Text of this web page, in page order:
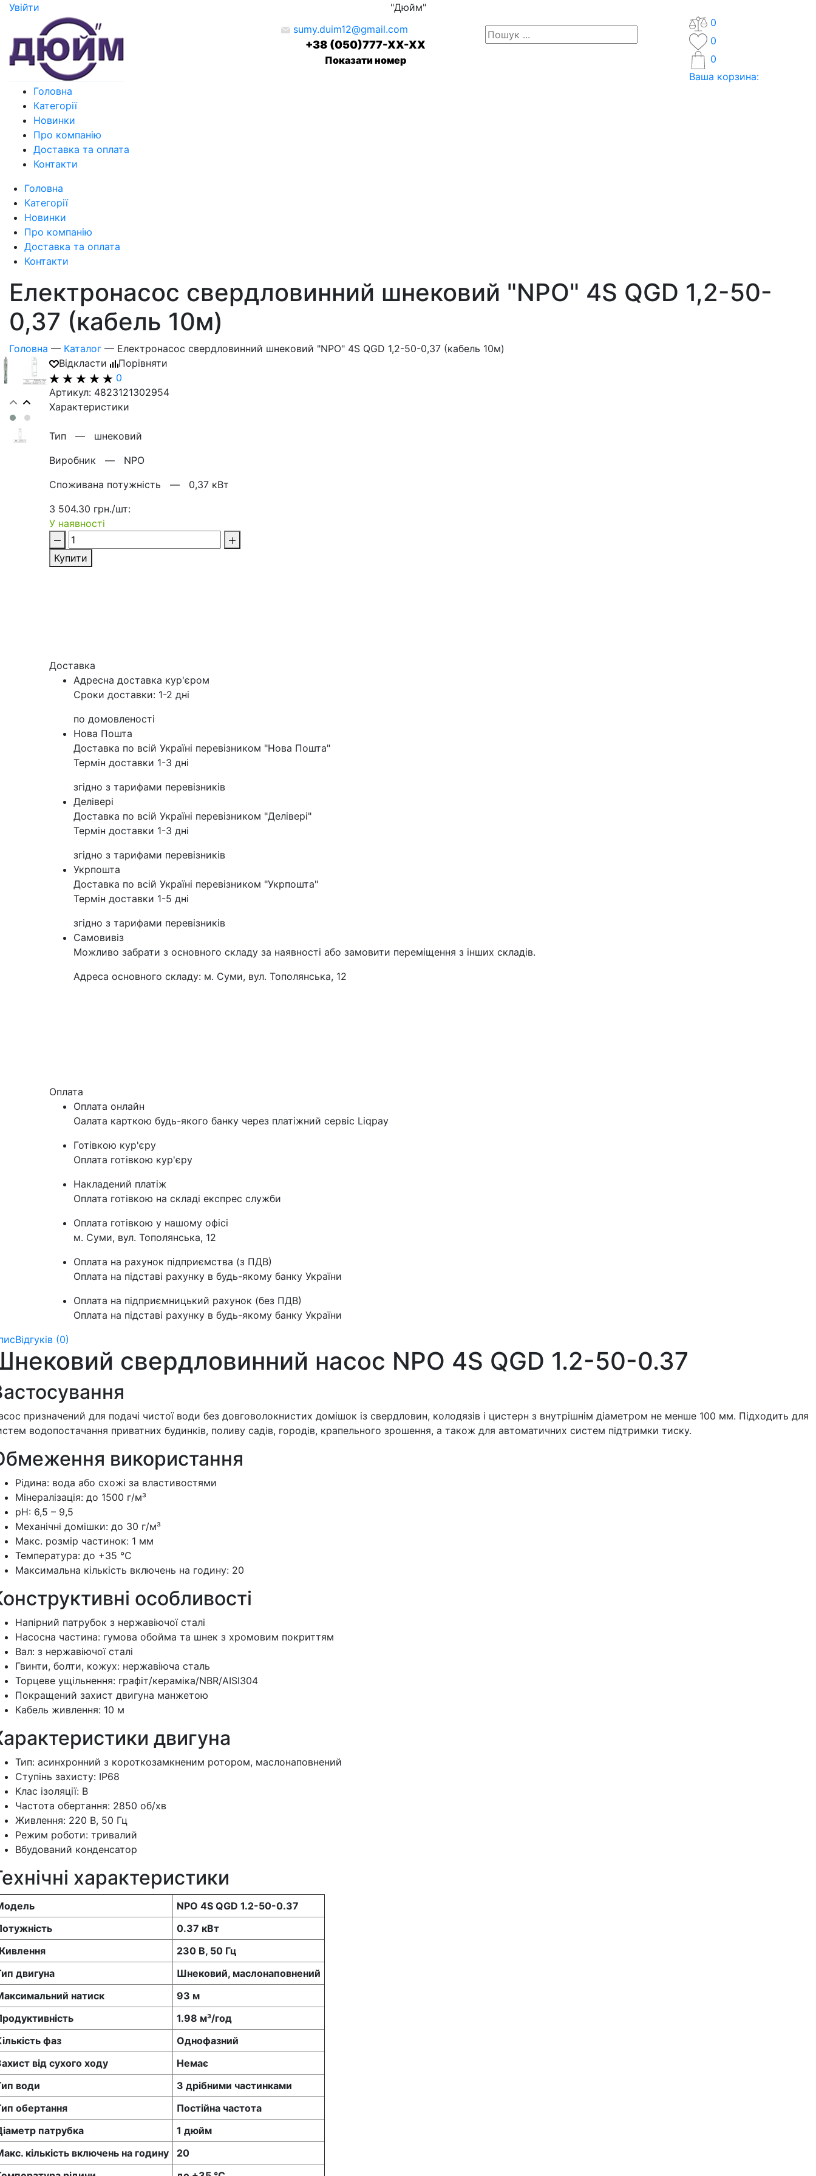
Увiйти
"Дюйм"
sumy.duim12@gmail.com
+38 (050)777-XX-XX
Показати номер
0
0
0
Ваша корзина:
Головна
Категорії
Новинки
Про компанію
Доставка та оплата
Контакти
Головна
Категорії
Новинки
Про компанію
Доставка та оплата
Контакти
Електронасос свердловинний шнековий "NPO" 4S QGD 1,2-50-
0,37 (кабель 10м)
Головна — Каталог — Електронасос свердловинний шнековий "NPO" 4S QGD 1,2-50-0,37 (кабель 10м)
Відкласти
Порівняти
0
Артикул: 4823121302954
Характеристики
Тип — шнековий
Виробник — NPO
Споживана потужність — 0,37 кВт
3 504.30 грн./шт:
У наявності
Купити
Доставка
Адресна доставка кур'‎єром
Сроки доставки: 1-2 дні
по домовленості
Нова Пошта
Доставка по всій Україні перевізником "Нова Пошта"
Термін доставки 1-3 дні
згідно з тарифами перевізників
Делівері
Доставка по всій Україні перевізником "Делівері"
Термін доставки 1-3 дні
згідно з тарифами перевізників
Укрпошта
Доставка по всій Україні перевізником "Укрпошта"
Термін доставки 1-5 дні
згідно з тарифами перевізників
Самовивіз
Можливо забрати з основного складу за наявності або замовити переміщення з інших складів.
Адреса основного складу: м. Суми, вул. Тополянська, 12
Оплата
Оплата онлайн
Оалата карткою будь-якого банку через платіжний сервіс Liqpay
Готівкою кур'єру
Оплата готівкою кур'єру
Накладений платіж
Оплата готівкою на складі експрес служби
Оплата готівкою у нашому офісі
м. Суми, вул. Тополянська, 12
Оплата на рахунок підприємства (з ПДВ)
Оплата на підставі рахунку в будь-якому банку України
Оплата на підприємницький рахунок (без ПДВ)
Оплата на підставі рахунку в будь-якому банку України
Відгуків (0)
свердловинний насос NPO 4S QGD 1.2-50-0.37
призначений для подачі чистої води без довговолокнистих домішок із свердловин, колодязів і цистерн з внутрішнім діаметром не менше 100 мм. Підходить для
водопостачання приватних будинків, поливу садів, городів, крапельного зрошення, а також для автоматичних систем підтримки тиску.
використання
Рідина: вода або схожі за властивостями
Мінералізація: до 1500 г/м³
pH: 6,5 – 9,5
Механічні домішки: до 30 г/м³
Макс. розмір частинок: 1 мм
Температура: до +35 °C
Максимальна кількість включень на годину: 20
особливості
Напірний патрубок з нержавіючої сталі
Насосна частина: гумова обойма та шнек з хромовим покриттям
Вал: з нержавіючої сталі
Гвинти, болти, кожух: нержавіюча сталь
Торцеве ущільнення: графіт/кераміка/NBR/AISI304
Покращений захист двигуна манжетою
Кабель живлення: 10 м
двигуна
Тип: асинхронний з короткозамкненим ротором, маслонаповнений
Ступінь захисту: IP68
Клас ізоляції: В
Частота обертання: 2850 об/хв
Живлення: 220 В, 50 Гц
Режим роботи: тривалий
Вбудований конденсатор
характеристики
NPO 4S QGD 1.2-50-0.37
0.37 кВт
230 В, 50 Гц
двигуна
Шнековий, маслонаповнений
натиск
93 м
1.98 м³/год
фаз
Однофазний
від сухого ходу
Немає
води
З дрібними частинками
обертання
Постійна частота
патрубка
1 дюйм
кількість включень на годину
20